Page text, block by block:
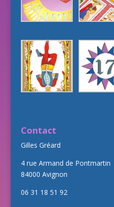
Contact
Gilles Gréard
4 rue Armand de Pontmartin
84000 Avignon
06 31 18 51 92